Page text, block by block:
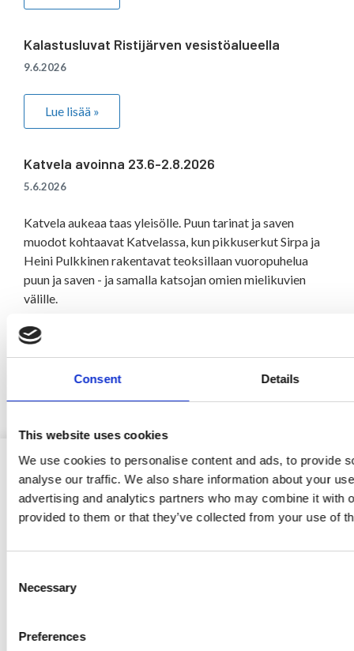
Consent Details
This website uses cookies
We use cookies to personalise content and ads, to provide
analyse our traffic. We also share information about your
advertising and analytics partners who may combine it with
provided to them or that they’ve collected from your use of
Selection
Necessary
Preferences
Kalastusluvat Ristijärven vesistöalueella
9.6.2026
Lue lisää »
Katvela avoinna 23.6-2.8.2026
5.6.2026
Katvela aukeaa taas yleisölle. Puun tarinat ja saven
muodot kohtaavat Katvelassa, kun pikkuserkut Sirpa ja
Heini Pulkkinen rakentavat teoksillaan vuoropuhelua
puun ja saven - ja samalla katsojan omien mielikuvien
välille.
1 2 3 4 5 6 7 8 9
Ristijärven kunta
Sähköposti